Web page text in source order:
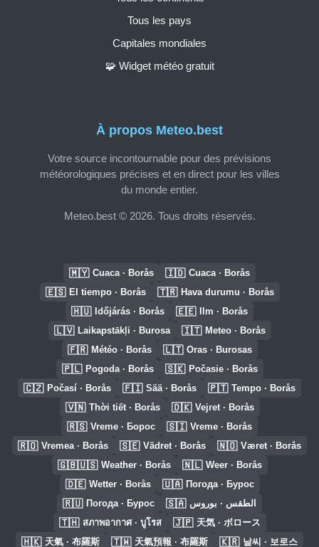
À propos Meteo.best
Votre source incontournable pour des prévisions
météorologiques précises et en direct pour les villes
du monde entier.
Meteo.best © 2026. Tous droits réservés.
Tous les pays
Capitales mondiales
🧩 Widget météo gratuit
🇲🇾 Cuaca · Borås 🇮🇩 Cuaca · Borås
🇪🇸 El tiempo · Borås 🇹🇷 Hava durumu · Borås
🇭🇺 Időjárás · Borås 🇪🇪 Ilm · Borås
🇱🇻 Laikapstākļi · Burosa 🇮🇹 Meteo · Borås
🇫🇷 Météo · Borås 🇱🇹 Oras · Burosas
🇵🇱 Pogoda · Borås 🇸🇰 Počasie · Borås
🇨🇿 Počasí · Borås 🇫🇮 Sää · Borås 🇵🇹 Tempo · Borås
🇻🇳 Thời tiết · Borås 🇩🇰 Vejret · Borås
🇷🇸 Vreme · Борос 🇸🇮 Vreme · Borås
🇷🇴 Vremea · Borås 🇸🇪 Vädret · Borås 🇳🇴 Været · Borås
🇬🇧🇺🇸 Weather · Borås 🇳🇱 Weer · Borås
🇩🇪 Wetter · Borås 🇺🇦 Погода · Бурос
🇷🇺 Погода · Бурос 🇸🇦 الطقس · بوروس
🇹🇭 สภาพอากาศ · บูโรส 🇯🇵 天気 · ボロース
🇭🇰 天氣 · 布羅斯 🇹🇼 天氣預報 · 布羅斯 🇰🇷 날씨 · 보로스